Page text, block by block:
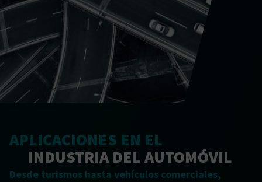
APLICACIONES EN EL
INDUSTRIA DEL AUTOMÓVIL
Desde turismos hasta vehículos comerciales,